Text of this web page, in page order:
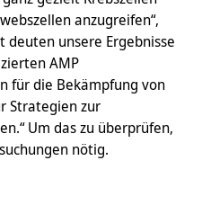
anzugreifen“,
deuten unsere Ergebnisse
AMP
für die Bekämpfung von
Strategien zur
Um das zu überprüfen,
nötig.